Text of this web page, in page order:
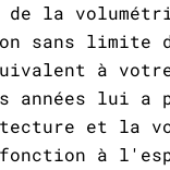
la
sans limite
à
années lui a
et la
à